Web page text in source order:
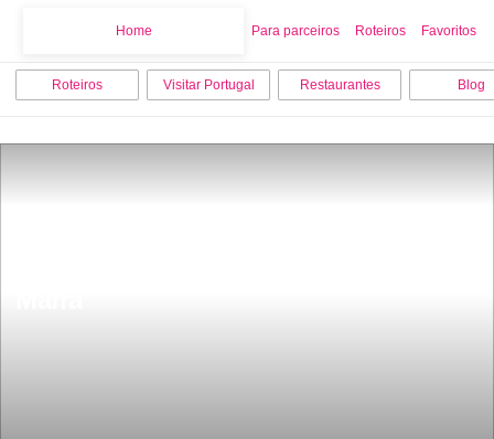
Home Para parceiros Roteiros Favoritos
Roteiros Visitar Portugal Restaurantes Blog